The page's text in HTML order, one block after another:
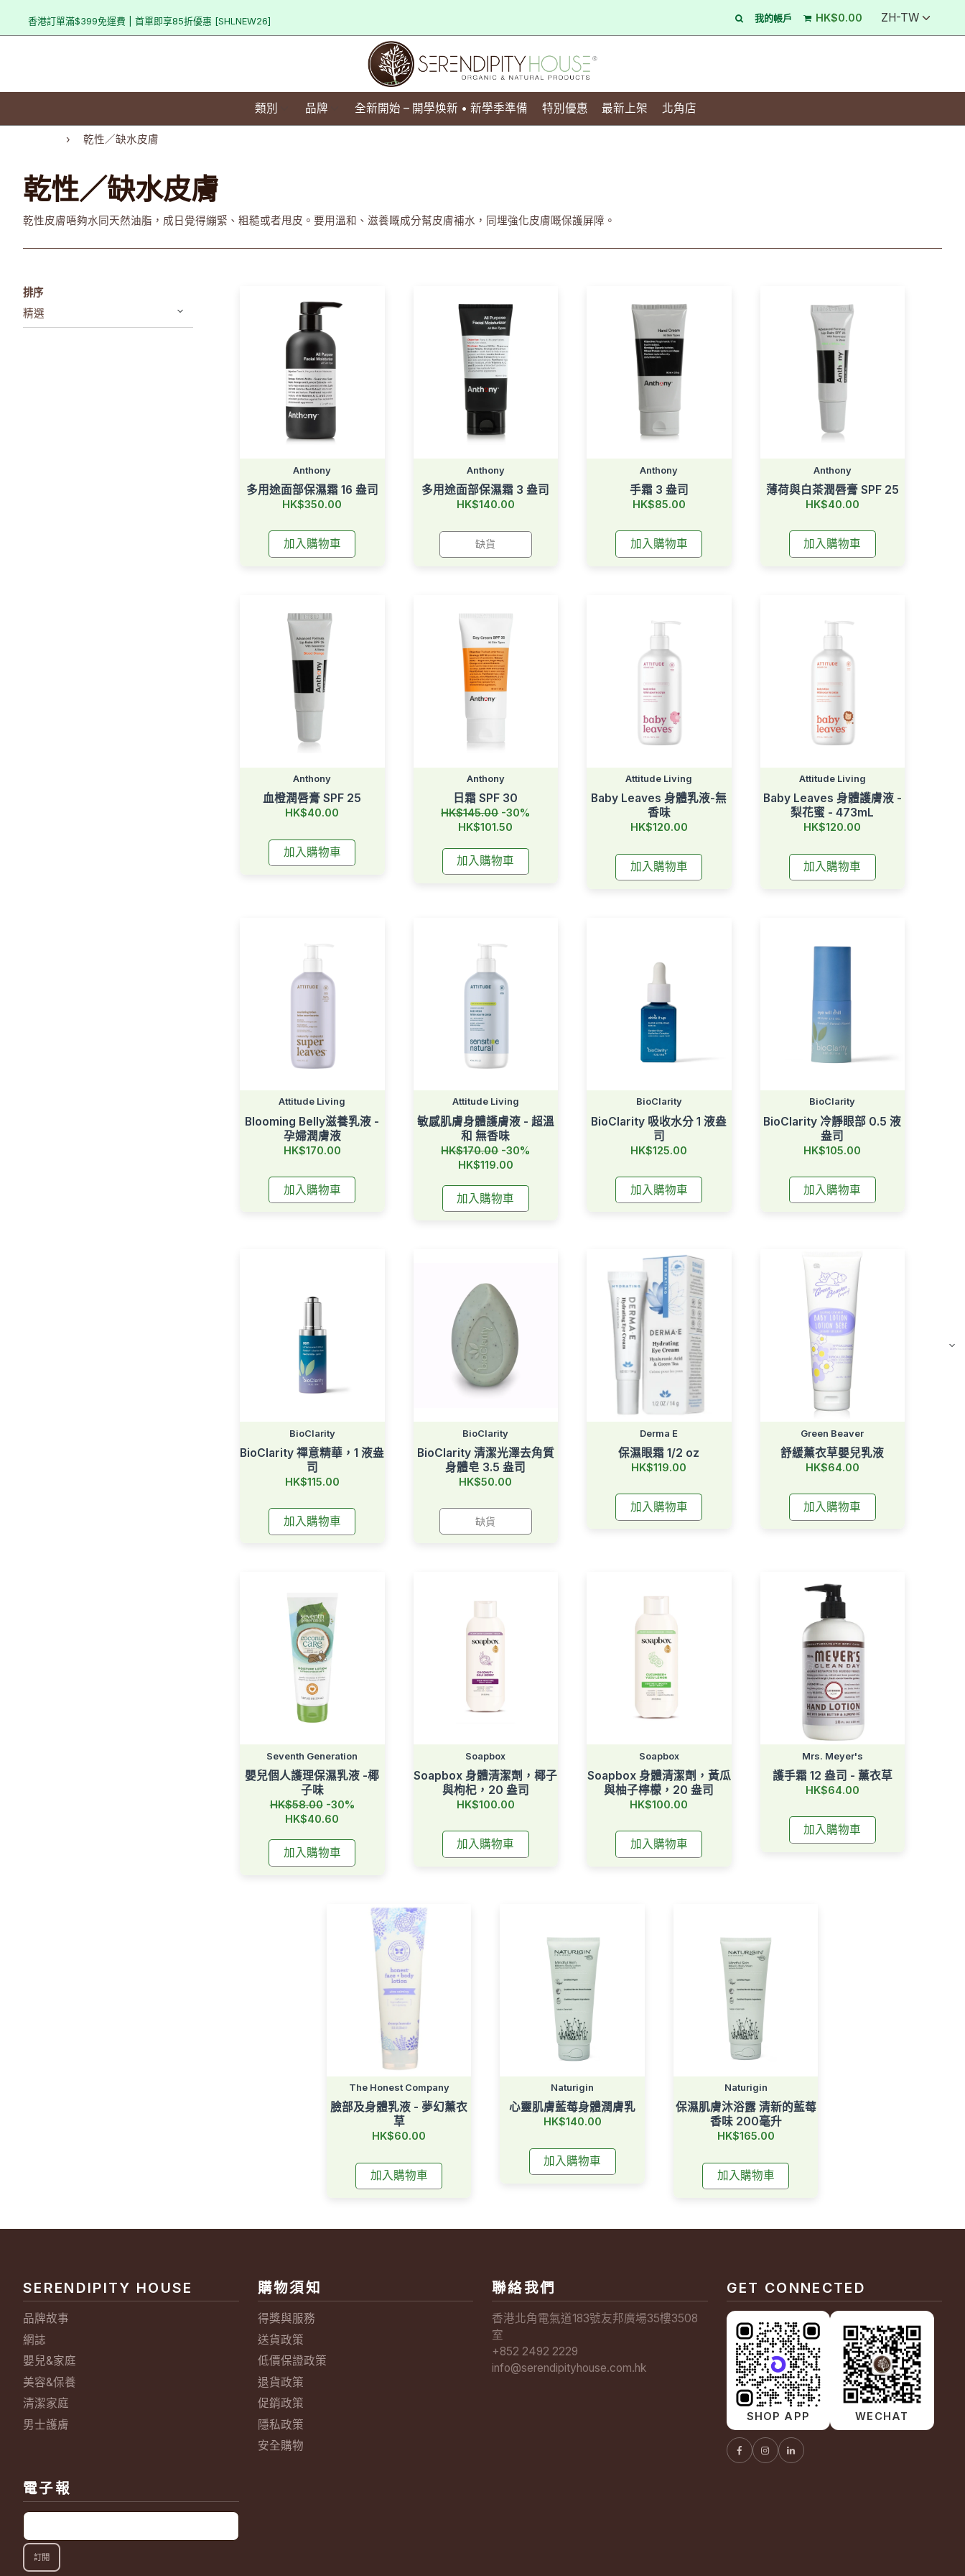
香港訂單滿$399免運費 | 首單即享85折優惠 [SHLNEW26] 我的帳戶 HK$0.00 ZH-TW
類別 品牌 全新開始 – 開學焕新 • 新學季準備 特別優惠 最新上架 北角店
› 乾性／缺水皮膚
乾性／缺水皮膚
乾性皮膚唔夠水同天然油脂，成日覺得繃緊、粗糙或者甩皮。要用溫和、滋養嘅成分幫皮膚補水，同埋強化皮膚嘅保護屏障。
排序
精選
Anthony
多用途面部保濕霜 16 盎司
HK$350.00
加入購物車
Anthony
多用途面部保濕霜 3 盎司
HK$140.00
缺貨
Anthony
手霜 3 盎司
HK$85.00
加入購物車
Anthony
薄荷與白茶潤唇膏 SPF 25
HK$40.00
加入購物車
Anthony
血橙潤唇膏 SPF 25
HK$40.00
加入購物車
Anthony
日霜 SPF 30
原
HK$145.00 -30%
HK$101.50
加入購物車
Attitude Living
Baby Leaves 身體乳液-無
香味
HK$120.00
加入購物車
Attitude Living
Baby Leaves 身體護膚液 -
梨花蜜 - 473mL
HK$120.00
加入購物車
Attitude Living
Blooming Belly滋養乳液 -
孕婦潤膚液
HK$170.00
加入購物車
Attitude Living
敏感肌膚身體護膚液 - 超溫
和 無香味
原
HK$170.00 -30%
HK$119.00
加入購物車
BioClarity
BioClarity 吸收水分 1 液盎
司
HK$125.00
加入購物車
BioClarity
BioClarity 冷靜眼部 0.5 液
盎司
HK$105.00
加入購物車
BioClarity
BioClarity 禪意精華，1 液盎
司
HK$115.00
加入購物車
BioClarity
BioClarity 清潔光澤去角質
身體皂 3.5 盎司
HK$50.00
缺貨
Derma E
保濕眼霜 1/2 oz
HK$119.00
加入購物車
Green Beaver
舒緩薰衣草嬰兒乳液
HK$64.00
加入購物車
Seventh Generation
嬰兒個人護理保濕乳液 -椰
子味
原
HK$58.00 -30%
HK$40.60
加入購物車
Soapbox
Soapbox 身體清潔劑，椰子
與枸杞，20 盎司
HK$100.00
加入購物車
Soapbox
Soapbox 身體清潔劑，黃瓜
與柚子檸檬，20 盎司
HK$100.00
加入購物車
Mrs. Meyer's
護手霜 12 盎司 - 薰衣草
HK$64.00
加入購物車
The Honest Company
臉部及身體乳液 - 夢幻薰衣
草
HK$60.00
加入購物車
Naturigin
心靈肌膚藍莓身體潤膚乳
HK$140.00
加入購物車
Naturigin
保濕肌膚沐浴露 清新的藍莓
香味 200毫升
HK$165.00
加入購物車
SERENDIPITY HOUSE
品牌故事
網誌
嬰兒&家庭
美容&保養
清潔家庭
男士護膚
購物須知
得獎與服務
送貨政策
低價保證政策
退貨政策
促銷政策
隱私政策
安全購物
聯絡我們
香港北角電氣道183號友邦廣場35樓3508
室
+852 2492 2229
info@serendipityhouse.com.hk
GET CONNECTED
SHOP APP WECHAT
電子報